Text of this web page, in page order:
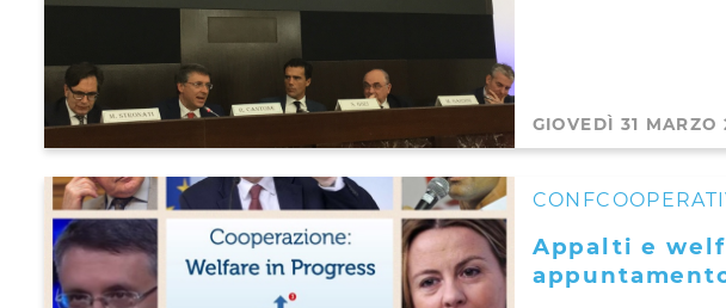
GIOVEDÌ 31 MARZO
Appalti e